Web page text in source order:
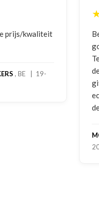
prijs/kwaliteit
, BE | 19-